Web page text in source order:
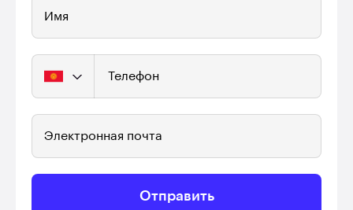
Имя
Телефон
Электронная почта
Отправить